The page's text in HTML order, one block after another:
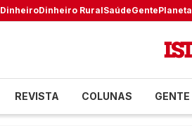
DinheiroDinheiro RuralSaúdeGentePlaneta
REVISTA COLUNAS GENTE